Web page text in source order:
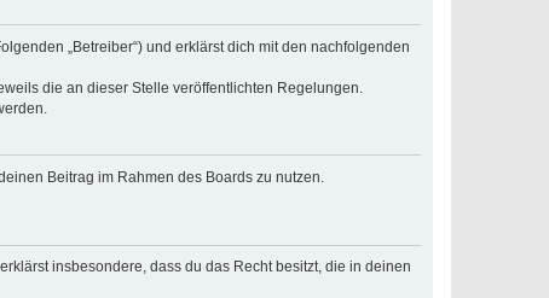
„Betreiber“) und erklärst dich mit den nachfolgenden
die an dieser Stelle veröffentlichten Regelungen.
Beitrag im Rahmen des Boards zu nutzen.
insbesondere, dass du das Recht besitzt, die in deinen